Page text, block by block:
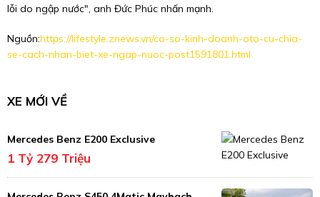
lỗi do ngập nước", anh Đức Phúc nhấn mạnh.
Nguồn:https://lifestyle.znews.vn/co-so-kinh-doanh-oto-cu-chia-
se-cach-nhan-biet-xe-ngap-nuoc-post1591801.html
XE MỚI VỀ
Mercedes Benz E200 Exclusive
1 Tỷ 279 Triệu